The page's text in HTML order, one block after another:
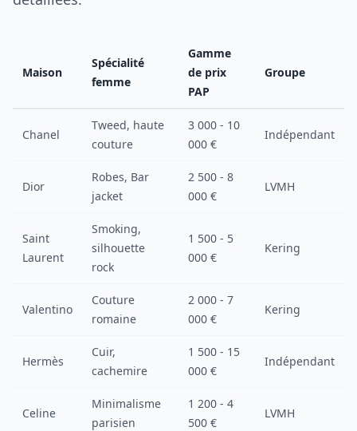
Maison
Spécialité
femme
Gamme
de prix
PAP
Groupe
Chanel
Tweed, haute
couture
3 000 - 10
000 €
Indépendant
Dior
Robes, Bar
jacket
2 500 - 8
000 €
LVMH
Saint
Laurent
Smoking,
silhouette
rock
1 500 - 5
000 €
Kering
Valentino
Couture
romaine
2 000 - 7
000 €
Kering
Hermès
Cuir,
cachemire
1 500 - 15
000 €
Indépendant
Celine
Minimalisme
parisien
1 200 - 4
500 €
LVMH